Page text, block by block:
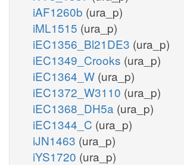
iAF1260b (ura_p)
iML1515 (ura_p)
iEC1356_Bl21DE3 (ura_p)
iEC1349_Crooks (ura_p)
iEC1364_W (ura_p)
iEC1372_W3110 (ura_p)
iEC1368_DH5a (ura_p)
iEC1344_C (ura_p)
iJN1463 (ura_p)
iYS1720 (ura_p)